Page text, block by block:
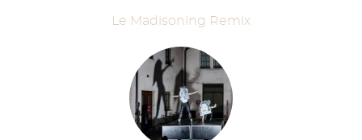
Le Madisoning Remix